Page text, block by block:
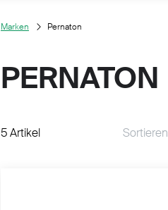
Marken Pernaton
PERNATON
5 Artikel Sortieren